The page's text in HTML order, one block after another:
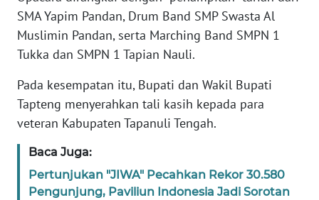
SMA Yapim Pandan, Drum Band SMP Swasta Al
Muslimin Pandan, serta Marching Band SMPN 1
Tukka dan SMPN 1 Tapian Nauli.
Pada kesempatan itu, Bupati dan Wakil Bupati
Tapteng menyerahkan tali kasih kepada para
veteran Kabupaten Tapanuli Tengah.
Baca Juga:
Pertunjukan "JIWA" Pecahkan Rekor 30.580
Pengunjung, Paviliun Indonesia Jadi Sorotan
REDAKSI
DISCLAIMER
Wahana
Regional